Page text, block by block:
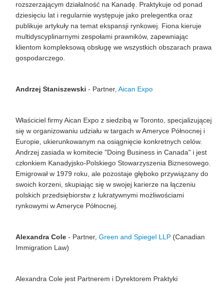
rozszerzającym działalność na Kanadę. Praktykuje od ponad
dziesięciu lat i regularnie występuje jako prelegentka oraz
publikuje artykuły na temat ekspansji rynkowej. Fiona kieruje
multidyscyplinarnymi zespołami prawników, zapewniając
klientom kompleksową obsługę we wszystkich obszarach prawa
gospodarczego.
Andrzej Staniszewski - Partner, Aican Expo
Właściciel firmyAican Expo z siedzibą w Toronto, specjalizującej
się w organizowaniu udziału w targach w Ameryce Północnej i
Europie, ukierunkowanym na osiągnięcie konkretnych celów.
Andrzej zasiada w komitecie "Doing Business in Canada" i jest
członkiem Kanadyjsko-Polskiego Stowarzyszenia Biznesowego.
Emigrował w 1979 roku, ale pozostaje głęboko przywiązany do
swoich korzeni, skupiając się w swojej karierze na łączeniu
polskich przedsiębiorstw z lukratywnymi możliwościami
rynkowymi w Ameryce Północnej.
Alexandra Cole - Partner, Green and Spiegel LLP (Canadian
Immigration Law)
Alexandra Cole jest Partnerem i Dyrektorem Praktyki